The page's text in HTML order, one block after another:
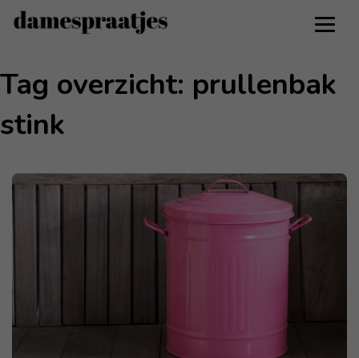
Tag overzicht: prullenbak
stink